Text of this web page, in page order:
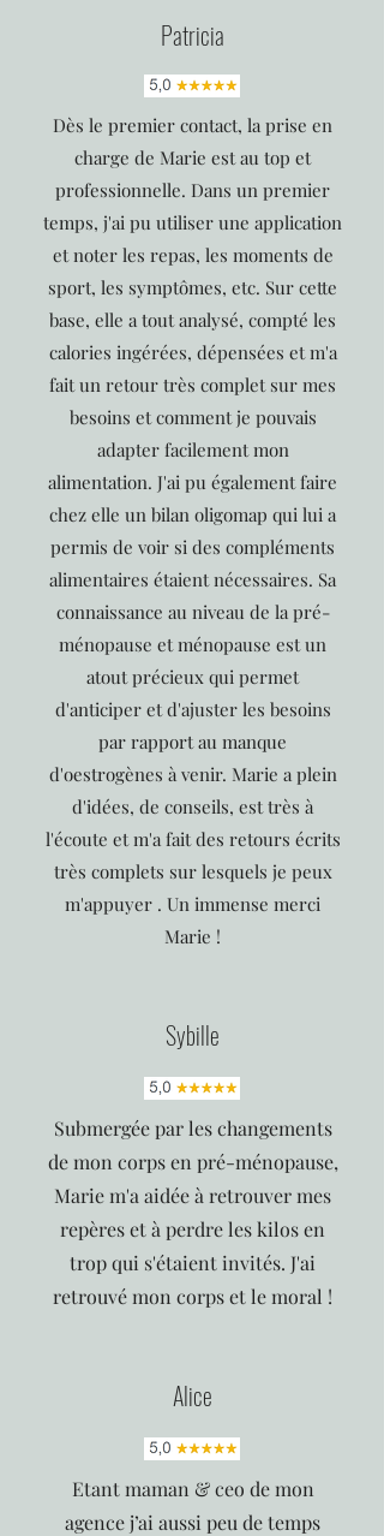
Patricia
Dès le premier contact, la prise en
charge de Marie est au top et
professionnelle. Dans un premier
temps, j'ai pu utiliser une application
et noter les repas, les moments de
sport, les symptômes, etc. Sur cette
base, elle a tout analysé, compté les
calories ingérées, dépensées et m'a
fait un retour très complet sur mes
besoins et comment je pouvais
adapter facilement mon
alimentation. J'ai pu également faire
chez elle un bilan oligomap qui lui a
permis de voir si des compléments
alimentaires étaient nécessaires. Sa
connaissance au niveau de la pré-
ménopause et ménopause est un
atout précieux qui permet
d'anticiper et d'ajuster les besoins
par rapport au manque
d'oestrogènes à venir. Marie a plein
d'idées, de conseils, est très à
l'écoute et m'a fait des retours écrits
très complets sur lesquels je peux
m'appuyer . Un immense merci
Marie !
Sybille
Submergée par les changements
de mon corps en pré-ménopause,
Marie m'a aidée à retrouver mes
repères et à perdre les kilos en
trop qui s'étaient invités. J'ai
retrouvé mon corps et le moral !
Alice
Etant maman & ceo de mon
agence j’ai aussi peu de temps